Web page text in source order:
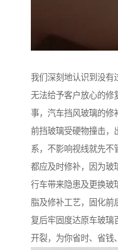
我们深刻地认识到没有
无法给予客户放心的修
事，汽车挡风玻璃的修
前挡玻璃受硬物撞击，
系，不影响视线就先不
都应及时修补，因为玻
行车带来隐患及更换玻
脂及修补工艺，固化前
复后牢固度达原车玻璃
开裂，为你省时、省钱